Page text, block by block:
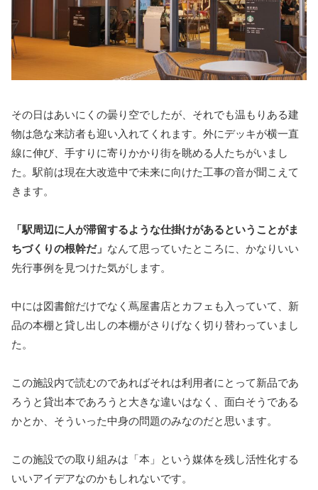
その日はあいにくの曇り空でしたが、それでも温もりある建
物は急な来訪者も迎い入れてくれます。外にデッキが横一直
線に伸び、手すりに寄りかかり街を眺める人たちがいまし
た。駅前は現在大改造中で未来に向けた工事の音が聞こえて
きます。
「駅周辺に人が滞留するような仕掛けがあるということがま
ちづくりの根幹だ」 なんて思っていたところに、かなりいい
先行事例を見つけた気がします。
中には図書館だけでなく蔦屋書店とカフェも入っていて、新
品の本棚と貸し出しの本棚がさりげなく切り替わっていまし
た。
この施設内で読むのであればそれは利用者にとって新品であ
ろうと貸出本であろうと大きな違いはなく、面白そうである
かとか、そういった中身の問題のみなのだと思います。
この施設での取り組みは「本」という媒体を残し活性化する
いいアイデアなのかもしれないです。